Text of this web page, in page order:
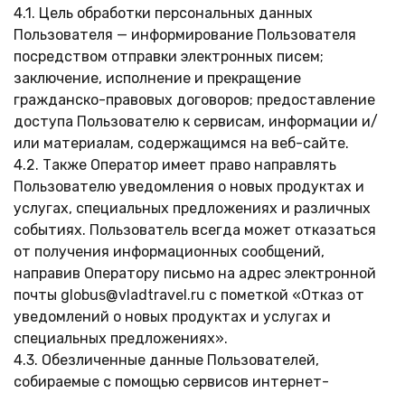
4.1. Цель обработки персональных данных
Пользователя — информирование Пользователя
посредством отправки электронных писем;
заключение, исполнение и прекращение
гражданско-правовых договоров; предоставление
доступа Пользователю к сервисам, информации и/
или материалам, содержащимся на веб-сайте.
4.2. Также Оператор имеет право направлять
Пользователю уведомления о новых продуктах и
услугах, специальных предложениях и различных
событиях. Пользователь всегда может отказаться
от получения информационных сообщений,
направив Оператору письмо на адрес электронной
почты globus@vladtravel.ru с пометкой «Отказ от
уведомлений о новых продуктах и услугах и
специальных предложениях».
4.3. Обезличенные данные Пользователей,
собираемые с помощью сервисов интернет-